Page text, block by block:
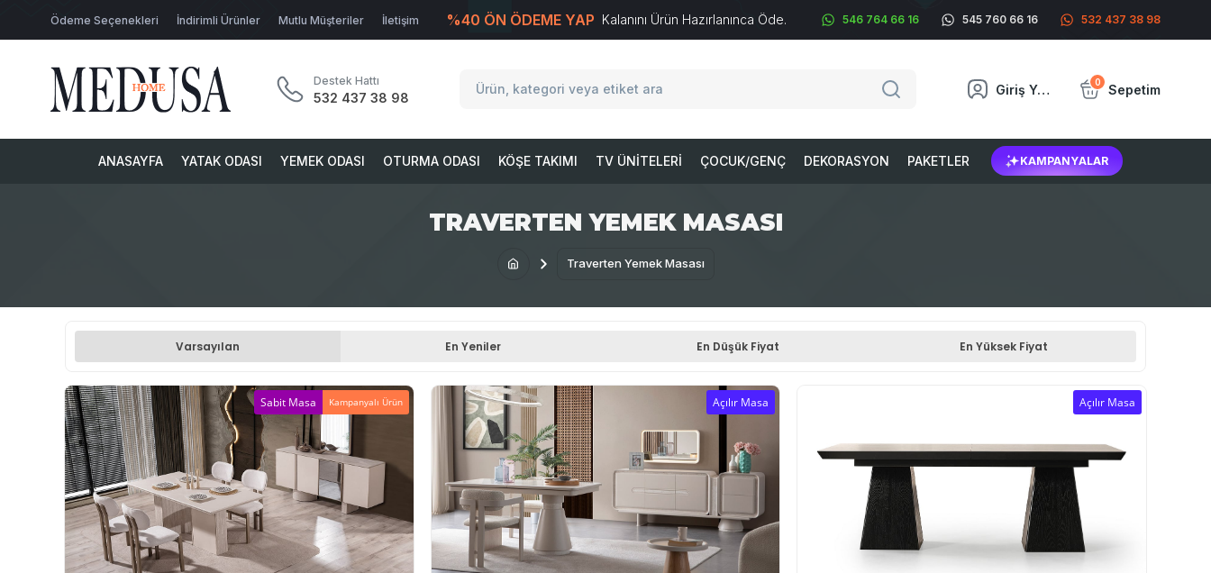
Ödeme Seçenekleri İndirimli Ürünler Mutlu Müşteriler İletişim %40 ÖN ÖDEME YAP Kalanını Ürün Hazırlanınca Öde. 546 764 66 16 545 760 66 16 532 437 38 98
Destek Hattı
532 437 38 98
Giriş Yap 0 Sepetim
ANASAYFA YATAK ODASI YEMEK ODASI OTURMA ODASI KÖŞE TAKIMI TV ÜNITELERI ÇOCUK/GENÇ DEKORASYON PAKETLER KAMPANYALAR
TRAVERTEN YEMEK MASASI
Traverten Yemek Masası
Varsayılan En Yeniler En Düşük Fiyat En Yüksek Fiyat
Sabit Masa Kampanyalı Ürün Açılır Masa Açılır Masa
T-Soft E-TicaretSistemleriyle Hazırlanmıştır.